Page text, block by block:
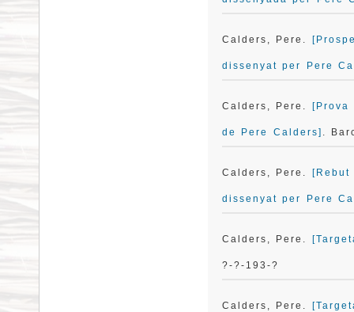
Calders, Pere.
dissenyat per Pere
Calders, Pere.
de Pere Calders] .
Calders, Pere.
dissenyat per Pere
Calders, Pere.
?-?-193-?
Calders, Pere.